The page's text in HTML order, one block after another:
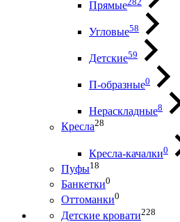
Прямые
Угловые58
Детские59
П-образные0
Нераскладные8
Кресла28
Кресла-качалки0
Пуфы18
Банкетки0
Оттоманки0
Детские кровати228